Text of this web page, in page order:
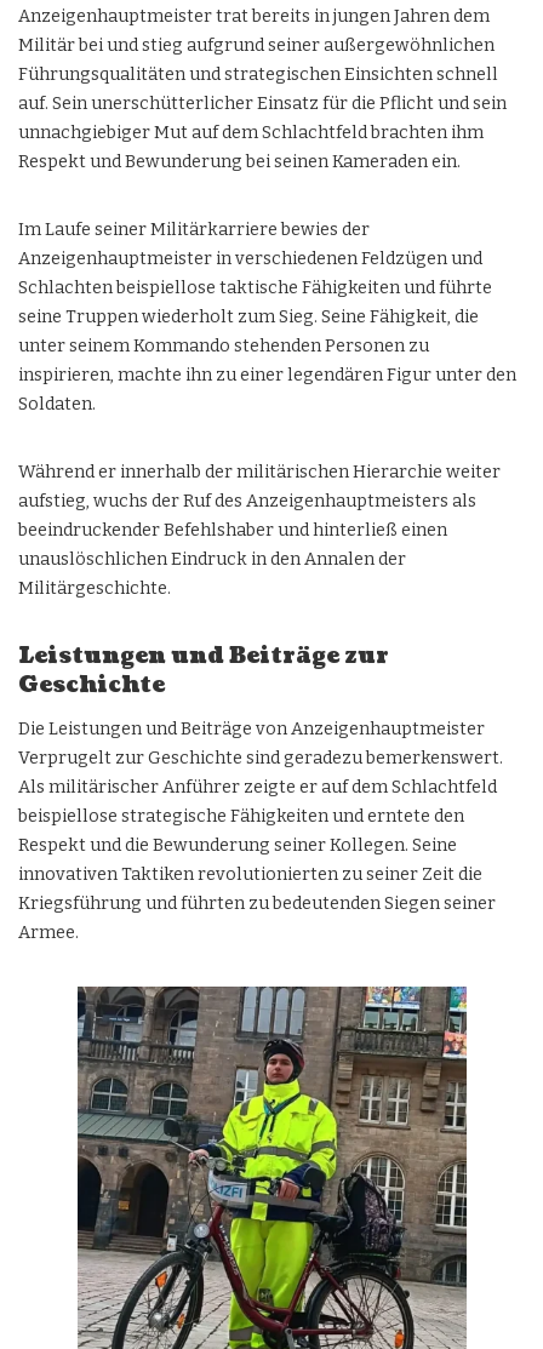
Anzeigenhauptmeister trat bereits in jungen Jahren dem
Militär bei und stieg aufgrund seiner außergewöhnlichen
Führungsqualitäten und strategischen Einsichten schnell
auf. Sein unerschütterlicher Einsatz für die Pflicht und sein
unnachgiebiger Mut auf dem Schlachtfeld brachten ihm
Respekt und Bewunderung bei seinen Kameraden ein.
Im Laufe seiner Militärkarriere bewies der
Anzeigenhauptmeister in verschiedenen Feldzügen und
Schlachten beispiellose taktische Fähigkeiten und führte
seine Truppen wiederholt zum Sieg. Seine Fähigkeit, die
unter seinem Kommando stehenden Personen zu
inspirieren, machte ihn zu einer legendären Figur unter den
Soldaten.
Während er innerhalb der militärischen Hierarchie weiter
aufstieg, wuchs der Ruf des Anzeigenhauptmeisters als
beeindruckender Befehlshaber und hinterließ einen
unauslöschlichen Eindruck in den Annalen der
Militärgeschichte.
Leistungen und Beiträge zur
Geschichte
Die Leistungen und Beiträge von Anzeigenhauptmeister
Verprugelt zur Geschichte sind geradezu bemerkenswert.
Als militärischer Anführer zeigte er auf dem Schlachtfeld
beispiellose strategische Fähigkeiten und erntete den
Respekt und die Bewunderung seiner Kollegen. Seine
innovativen Taktiken revolutionierten zu seiner Zeit die
Kriegsführung und führten zu bedeutenden Siegen seiner
Armee.